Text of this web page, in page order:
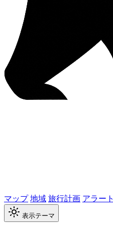
マップ地域旅行計画 アラート
表示テーマ